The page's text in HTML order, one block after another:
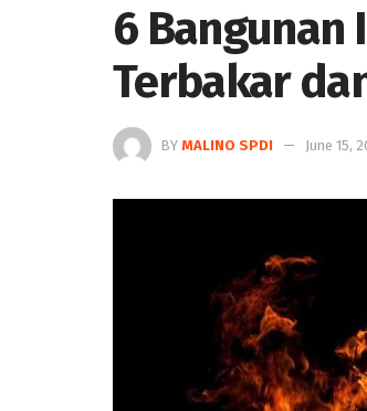
6 Bangunan
Terbakar
BY MALINO SPDI June 15,